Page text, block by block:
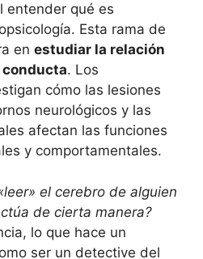
entender qué es
Esta rama de
en estudiar la relación
conducta. Los
cómo las lesiones
neurológicos y las
afectan las funciones
y comportamentales.
el cerebro de alguien
de cierta manera?
lo que hace un
ser un detective del